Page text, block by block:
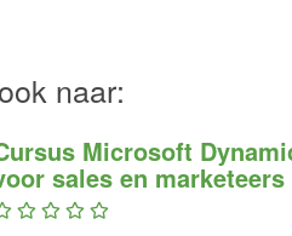
naar:
Microsoft
sales en marketeers